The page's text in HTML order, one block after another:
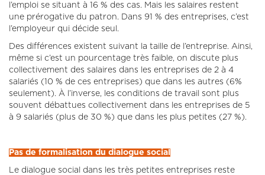
l’emploi se situant à 16 % des cas. Mais les salaires restent
une prérogative du patron. Dans 91 % des entreprises, c’est
l’employeur qui décide seul.
Des différences existent suivant la taille de l’entreprise. Ainsi,
même si c’est un pourcentage très faible, on discute plus
collectivement des salaires dans les entreprises de 2 à 4
salariés (10 % de ces entreprises) que dans les autres (6%
seulement). À l’inverse, les conditions de travail sont plus
souvent débattues collectivement dans les entreprises de 5
à 9 salariés (plus de 30 %) que dans les plus petites (27 %).
Pas de formalisation du dialogue social
Le dialogue social dans les très petites entreprises reste